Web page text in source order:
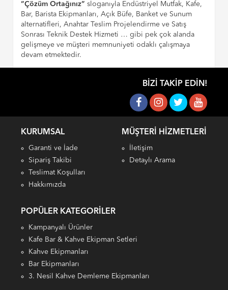
“Çözüm Ortağınız” sloganıyla Endüstriyel Mutfak, Kafe,
Bar, Barista Ekipmanları, Açık Büfe, Banket ve Sunum
alternatifleri, Anahtar Teslim Projelendirme ve Satış
Sonrası Teknik Destek Hizmeti … gibi pek çok alanda
gelişmeye ve müşteri memnuniyeti odaklı çalışmaya
devam etmektedir.
BIZI TAKIP EDIN!
KURUMSAL
Garanti ve İade
Sipariş Takibi
Teslimat Koşulları
Hakkımızda
MÜŞTERI HIZMETLERI
İletişim
Detaylı Arama
POPÜLER KATEGORILER
Kampanyalı Ürünler
Kafe Bar & Kahve Ekipman Setleri
Kahve Ekipmanları
Bar Ekipmanları
3. Nesil Kahve Demleme Ekipmanları